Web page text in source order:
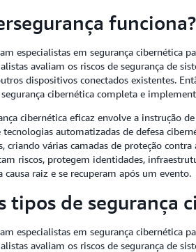
funciona?
especialistas em segurança cibernética
avaliam os riscos de segurança de
dispositivos conectados existentes.
cibernética completa e
cibernética eficaz envolve a instrução
tecnologias automatizadas de defesa
criando várias camadas de proteção
riscos, protegem identidades,
causa raiz e se recuperam após um evento.
tipos de segurança
especialistas em segurança cibernética
avaliam os riscos de segurança de